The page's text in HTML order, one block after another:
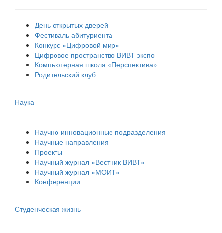
День открытых дверей
Фестиваль абитуриента
Конкурс «Цифровой мир»
Цифровое пространство ВИВТ экспо
Компьютерная школа «Перспектива»
Родительский клуб
Наука
Научно-инновационные подразделения
Научные направления
Проекты
Научный журнал «Вестник ВИВТ»
Научный журнал «МОИТ»
Конференции
Студенческая жизнь